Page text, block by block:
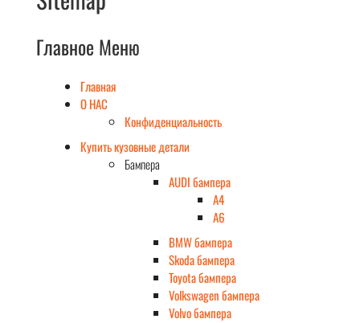
Главное Меню
Главная
О НАС
Конфиденциальность
Купить кузовные детали
Бампера
AUDI бампера
A4
A6
BMW бампера
Skoda бампера
Toyota бампера
Volkswagen бампера
Volvo бампера